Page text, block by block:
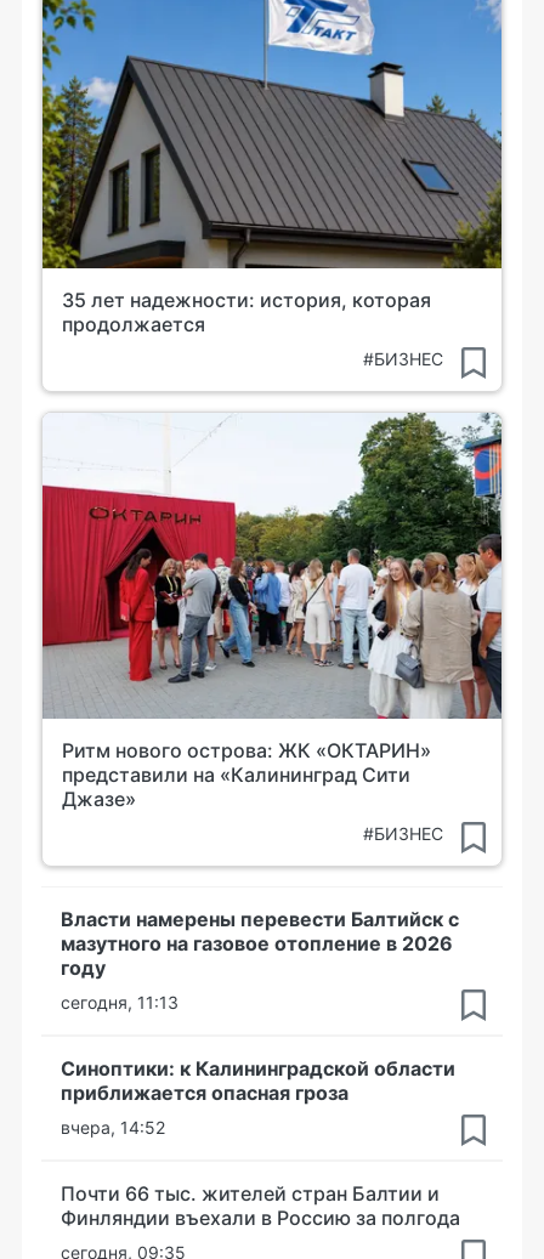
35 лет надежности: история, которая
продолжается
#БИЗНЕС
Ритм нового острова: ЖК «ОКТАРИН»
представили на «Калининград Сити
Джазе»
#БИЗНЕС
Власти намерены перевести Балтийск с
мазутного на газовое отопление в 2026
году
сегодня, 11:13
Синоптики: к Калининградской области
приближается опасная гроза
вчера, 14:52
Почти 66 тыс. жителей стран Балтии и
Финляндии въехали в Россию за полгода
сегодня, 09:35